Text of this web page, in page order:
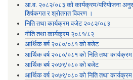
आ.व. २०८२/०८३ को कार्यक्रम/परियोजना
शिर्षकगत र श्रोतगत विवरण ।
निति तथा कार्यक्रम वजेट २०८२/०८३
नीति तथा कार्यक्रम २०८१/८२
आर्थिक बर्ष २०८०/०८१ को बजेट
आर्थिक वर्ष २०८०/०८१ को निति तथा कार्यक्रम
आर्थिक बर्ष २०७९/०८० को बजेट
आर्थिक वर्ष २०७९/०८० को निति तथा कार्यक्रम